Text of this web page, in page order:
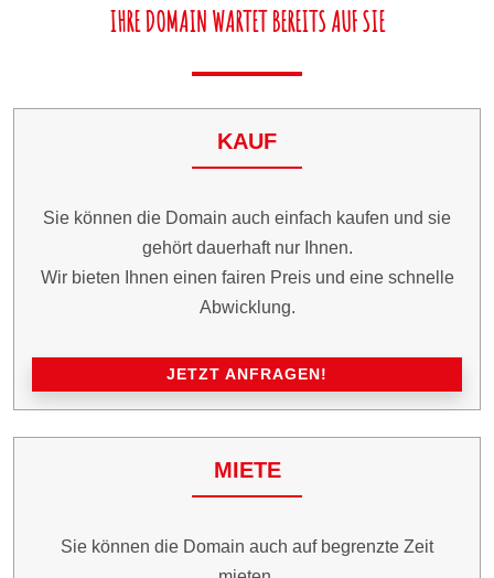
IHRE DOMAIN WARTET BEREITS AUF SIE
KAUF
Sie können die Domain auch einfach kaufen und sie
gehört dauerhaft nur Ihnen.
Wir bieten Ihnen einen fairen Preis und eine schnelle
Abwicklung.
JETZT ANFRAGEN!
MIETE
Sie können die Domain auch auf begrenzte Zeit